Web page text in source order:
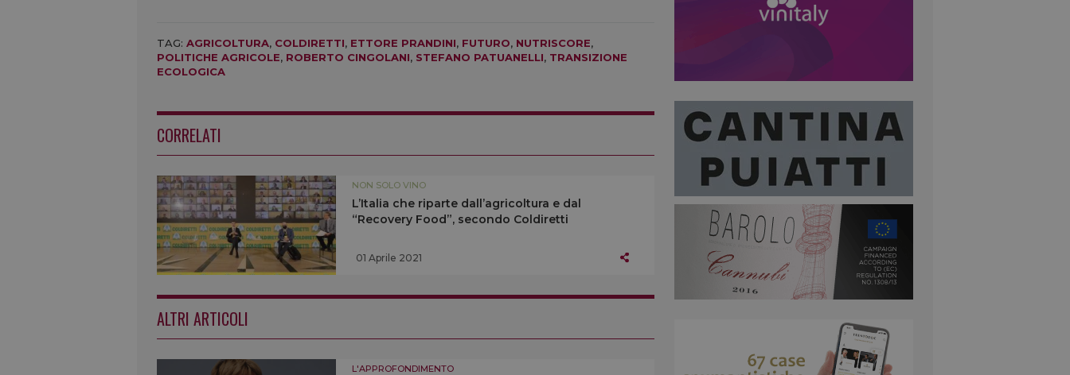
TAG: AGRICOLTURA, COLDIRETTI, ETTORE PRANDINI, FUTURO, NUTRISCORE,
POLITICHE AGRICOLE, ROBERTO CINGOLANI, STEFANO PATUANELLI, TRANSIZIONE
ECOLOGICA
CORRELATI
NON SOLO VINO
L’Italia che riparte dall’agricoltura e dal
“Recovery Food”, secondo Coldiretti
01 Aprile 2021
ALTRI ARTICOLI
L'APPROFONDIMENTO